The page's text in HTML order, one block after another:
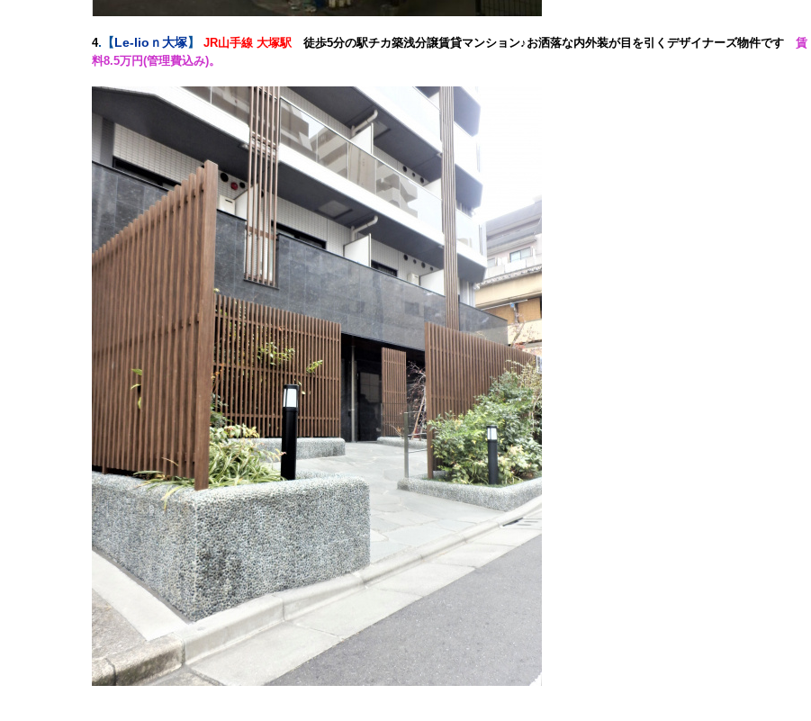
4. 【Le-lioｎ大塚】 JR山手線 大塚駅 徒歩5分の駅チカ築浅分譲賃貸マンション♪お洒落な内外装が目を引くデザイナーズ物件です 賃
料8.5万円(管理費込み)。